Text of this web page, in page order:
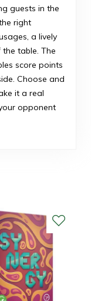
guests in the
right
a lively
table. The
score points
Choose and
it a real
opponent